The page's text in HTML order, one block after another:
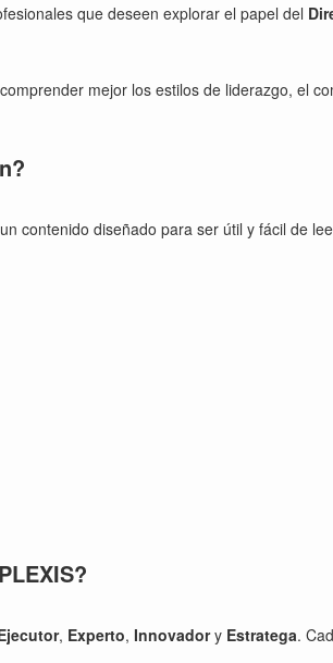
que deseen explorar el papel del
mejor los estilos de liderazgo, el
contenido diseñado para ser útil y fácil de
, Experto,Innovadory Estratega.